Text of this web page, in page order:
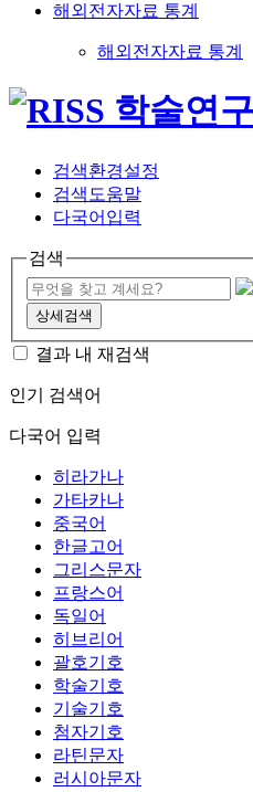
해외전자자료 통계
해외전자자료 통계
검색환경설정
검색도움말
다국어입력
검색
상세검색
결과 내 재검색
인기 검색어
다국어 입력
히라가나
가타카나
중국어
한글고어
그리스문자
프랑스어
독일어
히브리어
괄호기호
학술기호
기술기호
첨자기호
라틴문자
러시아문자